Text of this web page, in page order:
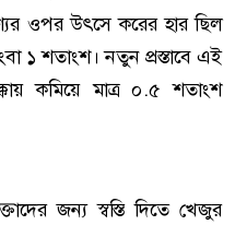
ওপর উৎসে করের হার ছিল
১ শতাংশ। নতুন প্রস্তাবে এই
কমিয়ে মাত্র ০.৫ শতাংশ
জন্য স্বস্তি দিতে খেজুর